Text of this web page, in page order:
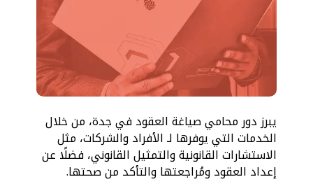
يبرز دور محامي صياغة العقود في جدة، من خلال
الخدمات التي يوفرها لـ الأفراد والشركات، مثل
الاستشارات القانونية والتمثيل القانوني، فضلًا عن
إعداد العقود ومُراجعتها والتأكد من صحتها.